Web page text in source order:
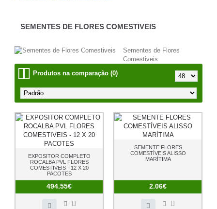
SEMENTES DE FLORES COMESTIVEIS
Sementes de Flores
Comestiveis
Produtos na comparação (0)
EXPOSITOR COMPLETO
ROCALBA PVL FLORES
COMESTIVEIS - 12 X 20
PACOTES
494.55€
SEMENTE FLORES
COMESTÍVEIS ALISSO
MARÍTIMA
2.06€